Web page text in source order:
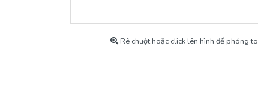
Thuốc & Chế Phẩm
Tép Cảnh Và Cá Cảnh
Rê chuột hoặc click lên hình để phóng to